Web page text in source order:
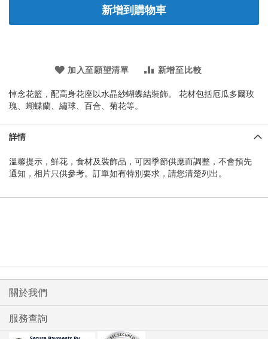
新增到購物車
加入至願望清單 新增至比較
悼念花籃，配高身花座以水晶紗蝴蝶結裝飾。 花材包括厄瓜多爾玫
瑰、蝴蝶蘭、繡球、百合、菊花等。
詳情
溫馨提示，鮮花，食材及裝飾品，可因季節供應而調整，不會預先
通知，相片只供參考。訂單如有特別要求，請您清楚列出。
關於我們
服務查詢